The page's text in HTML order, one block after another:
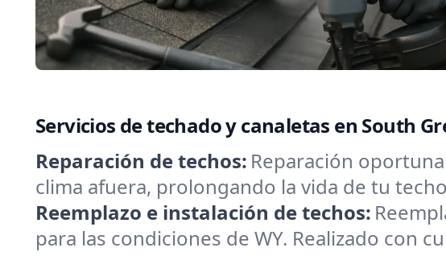
Servicios de techado y canaletas en South
Reparación de techos: Reparación
clima afuera, prolongando la vida de tu
Reemplazo e instalación de techos:
para las condiciones de WY. Realizado con